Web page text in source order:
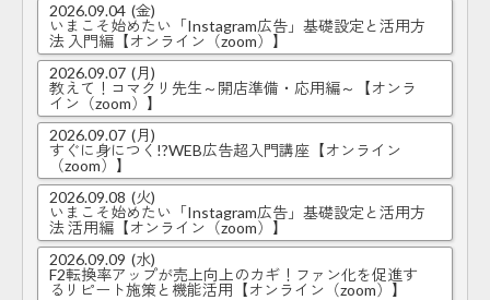
2026.09.04 (金)
いまこそ始めたい「Instagram広告」基礎設定と活用方
法 入門編【オンライン（zoom）】
2026.09.07 (月)
教えて！コマクリ先生～開店準備・応用編～【オンラ
イン（zoom）】
2026.09.07 (月)
すぐに身につく!?WEB広告超入門講座【オンライン
（zoom）】
2026.09.08 (火)
いまこそ始めたい「Instagram広告」基礎設定と活用方
法 活用編【オンライン（zoom）】
2026.09.09 (水)
F2転換率アップが売上向上のカギ！ファン化を促進す
るリピート施策と機能活用【オンライン（zoom）】